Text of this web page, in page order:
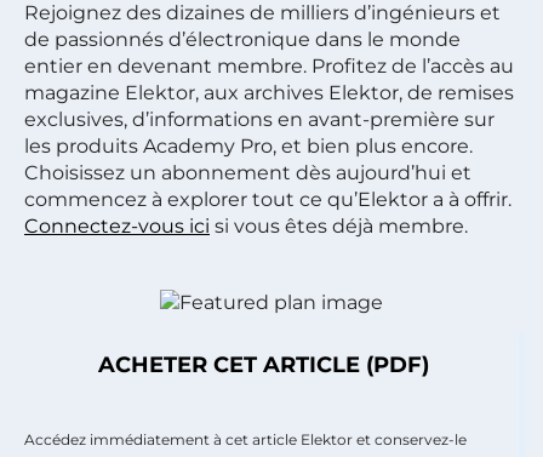
Rejoignez des dizaines de milliers d’ingénieurs et
de passionnés d’électronique dans le monde
entier en devenant membre. Profitez de l’accès au
magazine Elektor, aux archives Elektor, de remises
exclusives, d’informations en avant-première sur
les produits Academy Pro, et bien plus encore.
Choisissez un abonnement dès aujourd’hui et
commencez à explorer tout ce qu’Elektor a à offrir.
Connectez-vous ici si vous êtes déjà membre.
ACHETER CET ARTICLE (PDF)
Accédez immédiatement à cet article Elektor et conservez-le